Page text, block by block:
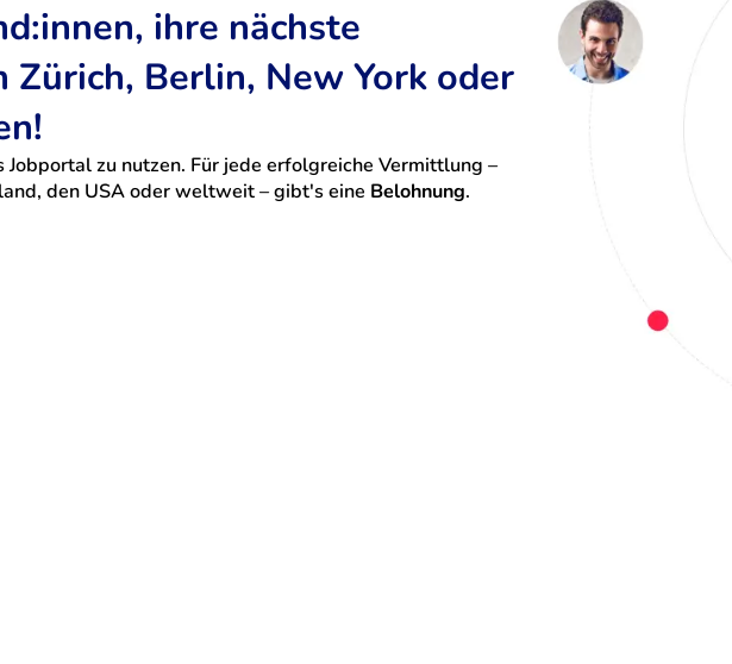
ihre nächste
Zürich, Berlin, New York oder
Jobportal zu nutzen. Für jede erfolgreiche Vermittlung –
den USA oder weltweit – gibt's eine Belohnung.